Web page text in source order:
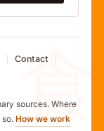
食
Contact
sources. Where
How we work